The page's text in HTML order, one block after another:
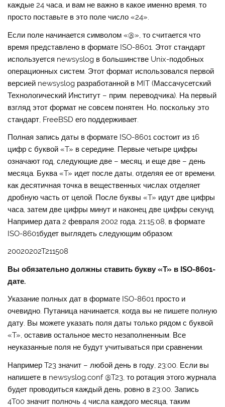
каждые 24 часа, и вам не важно в какое именно время, то
просто поставьте в это поле число «24».
Если поле начинается символом «@», то считается что
время представлено в формате ISO-8601. Этот стандарт
используется newsyslog в большинстве Unix-подобных
операционных систем. Этот формат использовался первой
версией newsyslog разработанной в MIT (Массачусетский
Технологический Институт – прим. переводчика). На первый
взгляд этот формат не совсем понятен. Но, поскольку это
стандарт, FreeBSD его поддерживает.
Полная запись даты в формате ISO-8601 состоит из 16
цифр с буквой «T» в середине. Первые четыре цифры
означают год, следующие две – месяц, и еще две – день
месяца. Буква «T» идет после даты, отделяя ее от времени,
как десятичная точка в вещественных числах отделяет
дробную часть от целой. После буквы «T» идут две цифры
часа, затем две цифры минут и наконец две цифры секунд.
Например дата 2 февраля 2002 года, 21:15:08, в формате
ISO-8601будет выглядеть следующим образом:
20020202T211508
Вы обязательно должны ставить букву «T» в ISO-8601-
дате.
Указание полных дат в формате ISO-8601 просто и
очевидно. Путаница начинается, когда вы не пишете полную
дату. Вы можете указать поля даты только рядом с буквой
«T», оставив остальное место незаполненным. Все
неуказанные поля не будут учитываться при сравнении.
Например T23 значит – любой день в году, 23:00. Если вы
напишете в newsyslog.conf @T23, то ротация этого журнала
будет проводиться каждый день, ровно в 23:00. Запись
4T00 значит полночь 4 числа каждого месяца, таким